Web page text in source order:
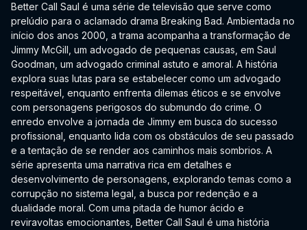
Better Call Saul é uma série de televisão que serve como
prelúdio para o aclamado drama Breaking Bad. Ambientada no
início dos anos 2000, a trama acompanha a transformação de
Jimmy McGill, um advogado de pequenas causas, em Saul
Goodman, um advogado criminal astuto e amoral. A história
explora suas lutas para se estabelecer como um advogado
respeitável, enquanto enfrenta dilemas éticos e se envolve
com personagens perigosos do submundo do crime. O
enredo envolve a jornada de Jimmy em busca do sucesso
profissional, enquanto lida com os obstáculos de seu passado
e a tentação de se render aos caminhos mais sombrios. A
série apresenta uma narrativa rica em detalhes e
desenvolvimento de personagens, explorando temas como a
corrupção no sistema legal, a busca por redenção e a
dualidade moral. Com uma pitada de humor ácido e
reviravoltas emocionantes, Better Call Saul é uma história